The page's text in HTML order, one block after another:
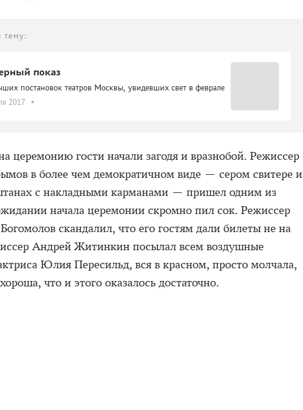
тему:
показ
постановок театров Москвы, увидевших свет в феврале
2017
церемонию гости начали загодя и вразнобой. Режиссер
в более чем демократичном виде — сером свитере и
с накладными карманами — пришел одним из
начала церемонии скромно пил сок. Режиссер
скандалил, что его гостям дали билеты не на
Андрей Житинкин посылал всем воздушные
Юлия Пересильд, вся в красном, просто молчала,
что и этого оказалось достаточно.